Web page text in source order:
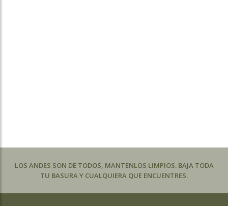
LOS ANDES SON DE TODOS, MANTENLOS LIMPIOS. BAJA TODA
TU BASURA Y CUALQUIERA QUE ENCUENTRES.